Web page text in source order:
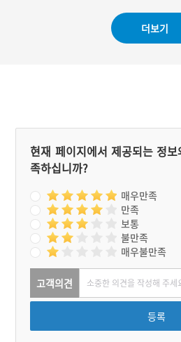
더보기
현재 페이지에서 제공되는 정
족하십니까?
매우만족
만족
보통
불만족
매우불만족
고객의견
등록